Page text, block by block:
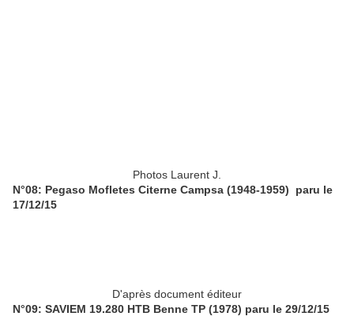
Photos Laurent J.
N°08: Pegaso Mofletes Citerne Campsa (1948-1959) paru le
17/12/15
D'après document éditeur
N°09: SAVIEM 19.280 HTB Benne TP (1978) paru le 29/12/15